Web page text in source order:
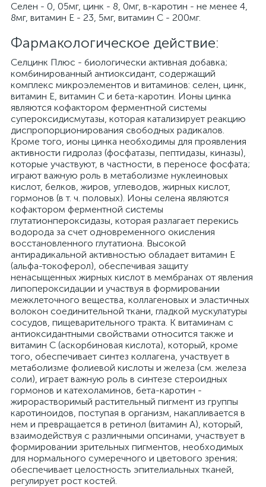
Селен - 0, 05мг, цинк - 8, 0мг, в-каротин - не менее 4,
8мг, витамин Е - 23, 5мг, витамин С - 200мг.
Фармакологическое действие:
Селцинк Плюс - биологически активная добавка;
комбинированный антиоксидант, содержащий
комплекс микроэлементов и витаминов: селен, цинк,
витамин Е, витамин С и бета-каротин. Ионы цинка
являются кофактором ферментной системы
супероксидисмутазы, которая катализирует реакцию
диспропорционирования свободных радикалов.
Кроме того, ионы цинка необходимы для проявления
активности гидролаз (фосфатазы, пептидазы, киназы),
которые участвуют, в частности, в переносе фосфата;
играют важную роль в метаболизме нуклеиновых
кислот, белков, жиров, углеводов, жирных кислот,
гормонов (в т. ч. половых). Ионы селена являются
кофактором ферментной системы
глутатионпероксидазы, которая разлагает перекись
водорода за счет одновременного окисления
восстановленного глутатиона. Высокой
антирадикальной активностью обладает витамин Е
(альфа-токоферол), обеспечивая защиту
ненасыщенных жирных кислот в мембранах от явления
липопероксидации и участвуя в формировании
межклеточного вещества, коллагеновых и эластичных
волокон соединительной ткани, гладкой мускулатуры
сосудов, пищеварительного тракта. К витаминам с
антиоксидантными свойствами относится также и
витамин С (аскорбиновая кислота), который, кроме
того, обеспечивает синтез коллагена, участвует в
метаболизме фолиевой кислоты и железа (см. железа
соли), играет важную роль в синтезе стероидных
гормонов и катехоламинов, бета-каротин -
жирорастворимый растительный пигмент из группы
каротиноидов, поступая в организм, накапливается в
нем и превращается в ретинол (витамин А), который,
взаимодействуя с различными опсинами, участвует в
формировании зрительных пигментов, необходимых
для нормального сумеречного и цветового зрения;
обеспечивает целостность эпителиальных тканей,
регулирует рост костей.